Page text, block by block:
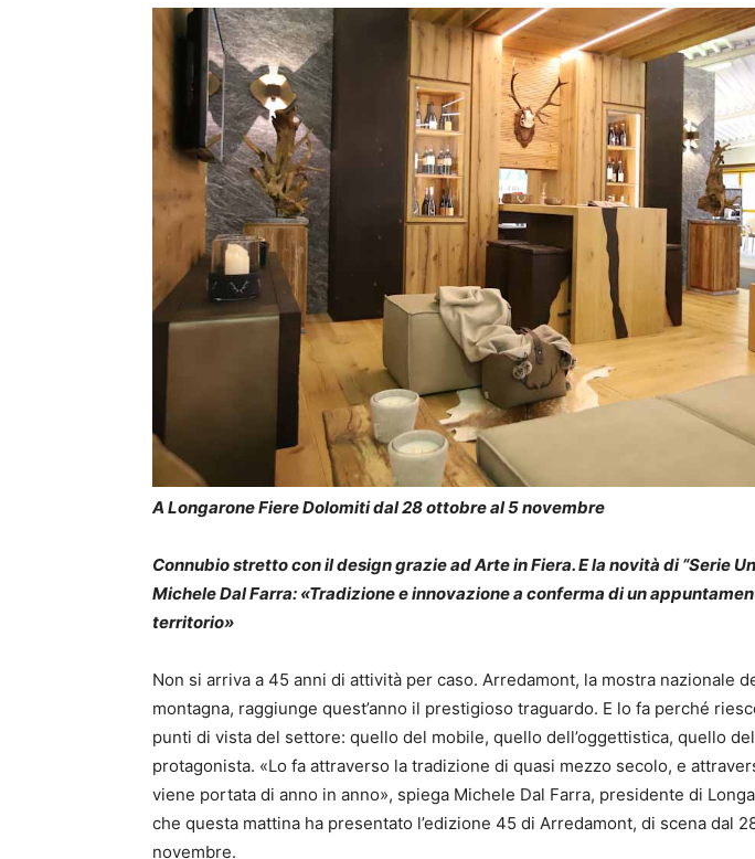
A Longarone Fiere Dolomiti dal 28 ottobre al 5 novembre
Connubio stretto con il design grazie ad Arte in Fiera. E la novità di “Serie
Michele Dal Farra: «Tradizione e innovazione a conferma di un
territorio»
Non si arriva a 45 anni di attività per caso. Arredamont, la mostra nazionale
montagna, raggiunge quest’anno il prestigioso traguardo. E lo fa perché
punti di vista del settore: quello del mobile, quello dell’oggettistica, quello
protagonista. «Lo fa attraverso la tradizione di quasi mezzo secolo, e
viene portata di anno in anno», spiega Michele Dal Farra, presidente di
che questa mattina ha presentato l’edizione 45 di Arredamont, di scena dal
novembre.